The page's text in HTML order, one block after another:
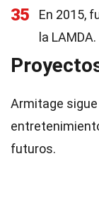
35
En 2015,
la LAMDA.
Armitage
futuros.